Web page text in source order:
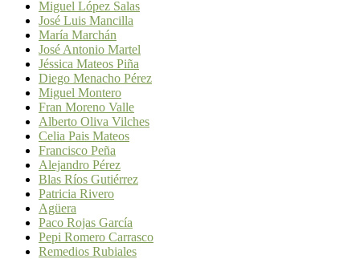
Miguel López Salas
José Luis Mancilla
María Marchán
José Antonio Martel
Jéssica Mateos Piña
Diego Menacho Pérez
Miguel Montero
Fran Moreno Valle
Alberto Oliva Vilches
Celia Pais Mateos
Francisco Peña
Alejandro Pérez
Blas Ríos Gutiérrez
Patricia Rivero
Agüera
Paco Rojas García
Pepi Romero Carrasco
Remedios Rubiales